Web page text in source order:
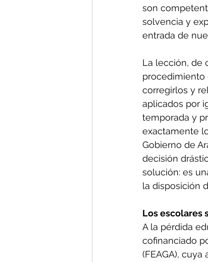
son
solvencia y
entrada de
La lección, de
procedimiento
corregirlos y
aplicados por
temporada y
exactamente
Gobierno de
decisión
solución: es
la disposición
Los escolares
A la pérdida
cofinanciado
(FEAGA),